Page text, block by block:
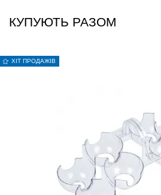
КУПУЮТЬ РАЗОМ
ХІТ ПРОДАЖІВ